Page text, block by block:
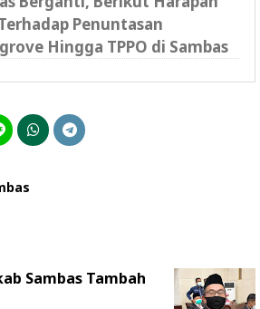
Penuntasan
Hingga TPPO di Sambas
Sambas Tambah